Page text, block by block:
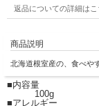
返品についての詳細はこ
商品説明
北海道根室産の、食べや
■内容量
100g
■アレルギー